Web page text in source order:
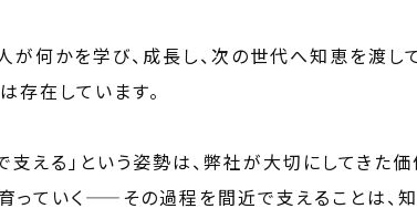
が何かを学び、成長し、次の世代へ知恵を渡し
存在しています。
える」という姿勢は、弊社が大切にしてきた
っていく——その過程を間近で支えることは、